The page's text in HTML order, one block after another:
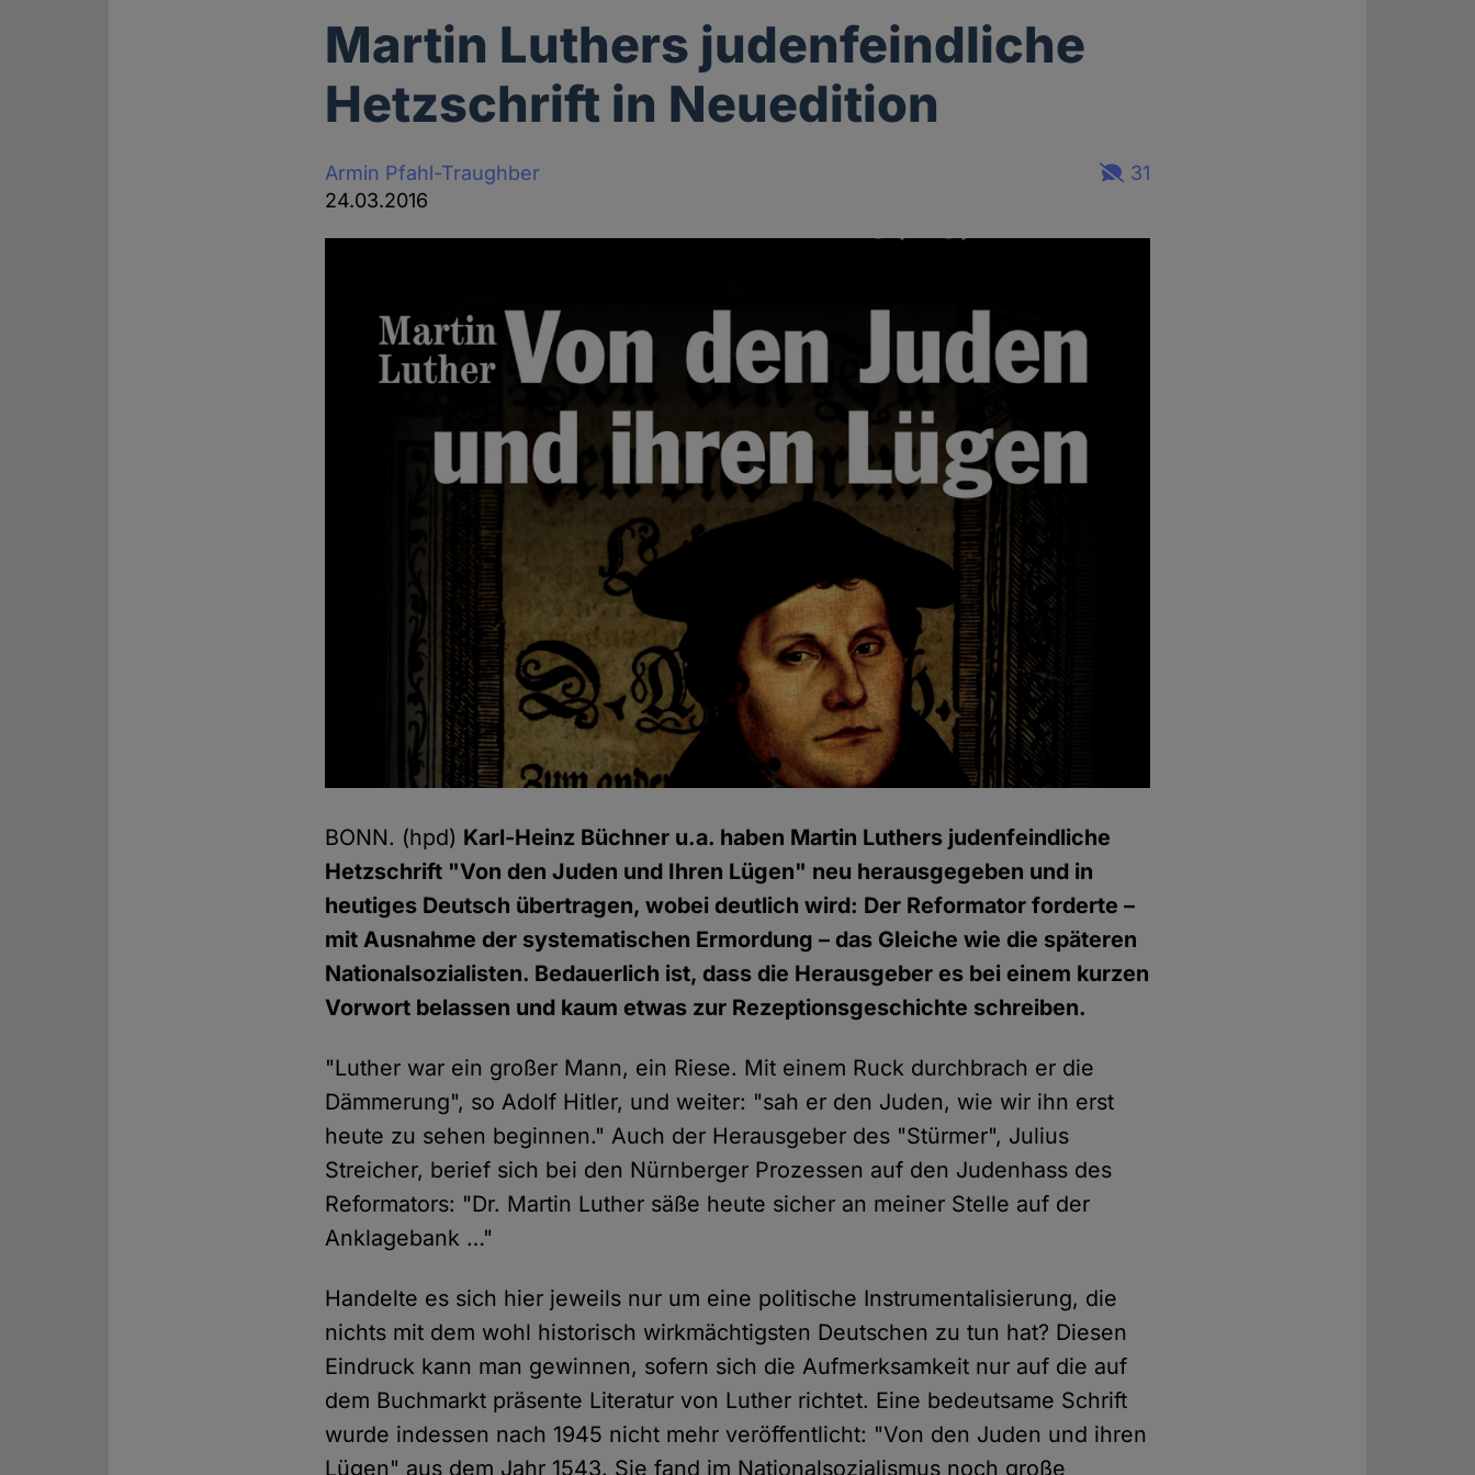
Martin Luthers judenfeindliche
Hetzschrift in Neuedition
Armin Pfahl-Traughber
24.03.2016
31
BONN. (hpd) Karl-Heinz Büchner u.a. haben Martin Luthers judenfeindliche
Hetzschrift "Von den Juden und Ihren Lügen" neu herausgegeben und in
heutiges Deutsch übertragen, wobei deutlich wird: Der Reformator forderte –
mit Ausnahme der systematischen Ermordung – das Gleiche wie die späteren
Nationalsozialisten. Bedauerlich ist, dass die Herausgeber es bei einem kurzen
Vorwort belassen und kaum etwas zur Rezeptionsgeschichte schreiben.
"Luther war ein großer Mann, ein Riese. Mit einem Ruck durchbrach er die
Dämmerung", so Adolf Hitler, und weiter: "sah er den Juden, wie wir ihn erst
heute zu sehen beginnen." Auch der Herausgeber des "Stürmer", Julius
Streicher, berief sich bei den Nürnberger Prozessen auf den Judenhass des
Reformators: "Dr. Martin Luther säße heute sicher an meiner Stelle auf der
Anklagebank …"
Handelte es sich hier jeweils nur um eine politische Instrumentalisierung, die
nichts mit dem wohl historisch wirkmächtigsten Deutschen zu tun hat? Diesen
Eindruck kann man gewinnen, sofern sich die Aufmerksamkeit nur auf die auf
dem Buchmarkt präsente Literatur von Luther richtet. Eine bedeutsame Schrift
wurde indessen nach 1945 nicht mehr veröffentlicht: "Von den Juden und ihren
Lügen" aus dem Jahr 1543. Sie fand im Nationalsozialismus noch große